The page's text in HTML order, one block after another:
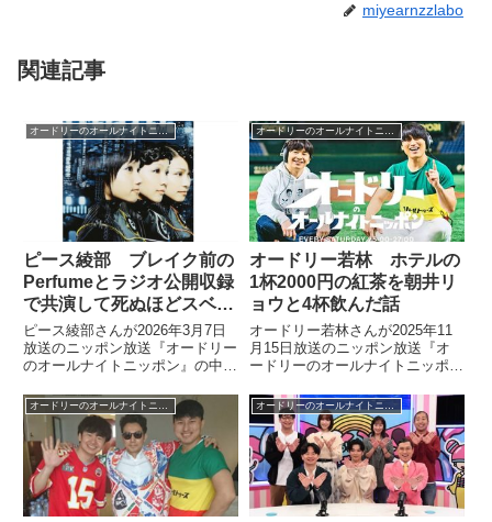
miyearnzzlabo
関連記事
オードリーのオールナイトニッポン
ピース綾部 ブレイク前の
Perfumeとラジオ公開収録
で共演して死ぬほどスベっ
た話
ピース綾部さんが2026年3月7日
放送のニッポン放送『オードリー
のオールナイトニッポン』の中で
20年前、ブレイク前のPerfumeと
公開収録イベントで共演し、
Perfumeのパフォーマンス後に披
露したネタで死ぬほどスベったと
明かしていました。
オードリーのオールナイトニッポン
オードリー若林 ホテルの
1杯2000円の紅茶を朝井リ
ョウと4杯飲んだ話
オードリー若林さんが2025年11
月15日放送のニッポン放送『オ
ードリーのオールナイトニッポ
ーで出る1杯2000円の紅茶を飲み
に朝井リョウさんと行った際の話
をしていました。